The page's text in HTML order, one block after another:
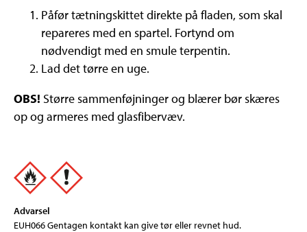
Påfør tætningskittet direkte på fladen, som skal
repareres med en spartel. Fortynd om
nødvendigt med en smule terpentin.
Lad det tørre en uge.
OBS! Større sammenføjninger og blærer bør skæres
op og armeres med glasfibervæv.
Advarsel
EUH066 Gentagen kontakt kan give tør eller revnet hud.